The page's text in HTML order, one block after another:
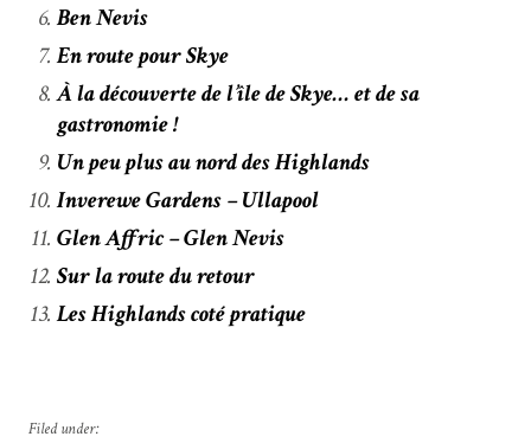
Ben Nevis
En route pour Skye
À la découverte de l’île de Skye… et de sa
gastronomie !
Un peu plus au nord des Highlands
Inverewe Gardens – Ullapool
Glen Affric – Glen Nevis
Sur la route du retour
Les Highlands coté pratique
Filed under: